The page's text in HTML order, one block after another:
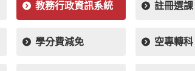
教務行政資訊系統 註冊選課
學分費減免 空專轉